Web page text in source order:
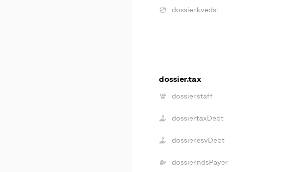
dossier.kveds:
dossier.tax
dossier.staff
dossier.taxDebt
dossier.esvDebt
dossier.ndsPayer